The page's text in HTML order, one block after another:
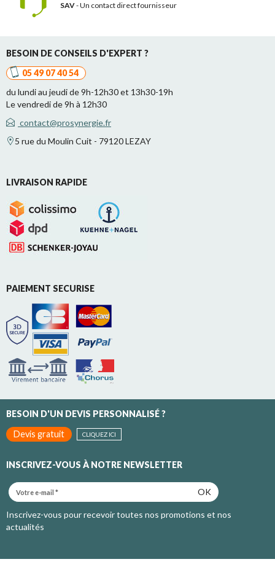
SAV- Un contact direct fournisseur
BESOIN DE CONSEILS D'EXPERT ?
05 49 07 40 54
du lundi au jeudi de 9h-12h30 et 13h30-19h
Le vendredi de 9h à 12h30
contact@prosynergie.fr
5 rue du Moulin Cuit - 79120 LEZAY
LIVRAISON RAPIDE
PAIEMENT SECURISE
BESOIN D'UN DEVIS PERSONNALISÉ ?
Devis gratuit
CLIQUEZ ICI
INSCRIVEZ-VOUS À NOTRE NEWSLETTER
OK
Inscrivez-vous pour recevoir toutes nos promotions et nos
actualités